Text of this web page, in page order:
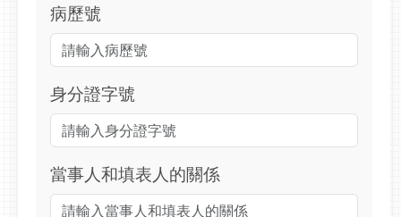
病歷號
身分證字號
當事人和填表人的關係